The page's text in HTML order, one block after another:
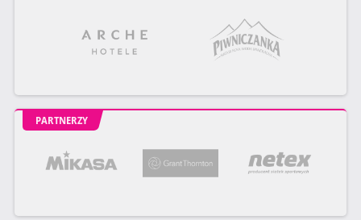
PARTNERZY